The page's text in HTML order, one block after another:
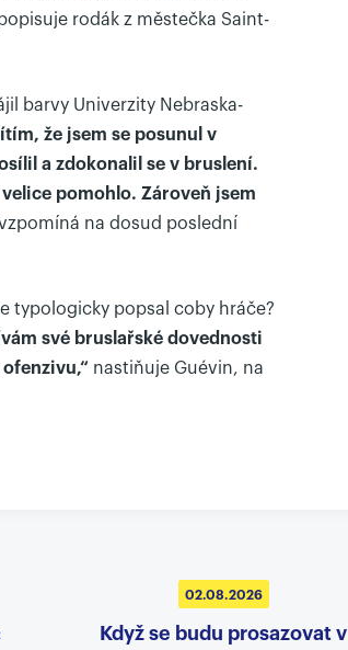
rodák z městečka Saint-
barvy Univerzity Nebraska-
že jsem se posunul v
a zdokonalil se v bruslení.
pomohlo. Zároveň jsem
na dosud poslední
typologicky popsal coby hráče?
své bruslařské dovednosti
nastiňuje Guévin, na
02.08.2026
Když se budu prosazovat v